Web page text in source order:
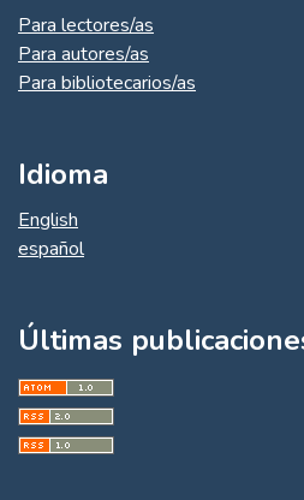
Para lectores/as
Para autores/as
Para bibliotecarios/as
Idioma
English
español
Últimas